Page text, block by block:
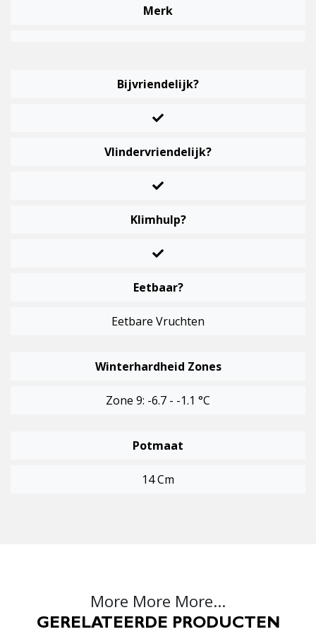
Merk
Bijvriendelijk?
Vlindervriendelijk?
Klimhulp?
Eetbaar?
Eetbare Vruchten
Winterhardheid Zones
Zone 9: -6.7 - -1.1 °C
Potmaat
14 Cm
More More More...
GERELATEERDE PRODUCTEN